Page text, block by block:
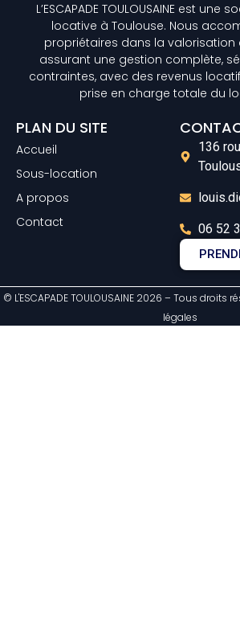
L’ESCAPADE TOULOUSAINE est
locative à Toulouse. Nous
propriétaires dans la valorisation
assurant une gestion complète,
contraintes, avec des revenus
prise en charge totale du
PLAN DU SITE
Accueil
Sous-location
A propos
Contact
136
06 52
© L'ESCAPADE TOULOUSAINE 2026 – Tous droits
légales